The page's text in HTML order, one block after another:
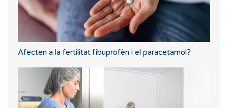
Afecten a la fertilitat l'ibuprofèn i el paracetamol?